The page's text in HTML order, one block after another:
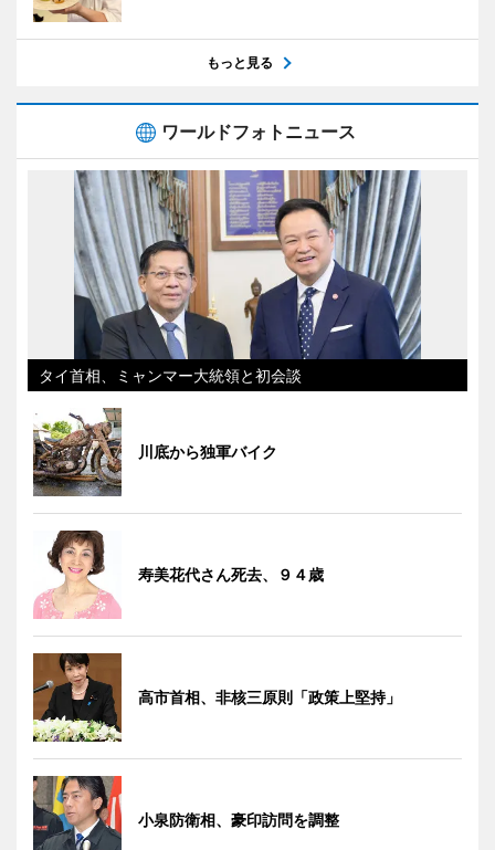
もっと見る
ワールドフォトニュース
タイ首相、ミャンマー大統領と初会談
川底から独軍バイク
寿美花代さん死去、９４歳
高市首相、非核三原則「政策上堅持」
小泉防衛相、豪印訪問を調整